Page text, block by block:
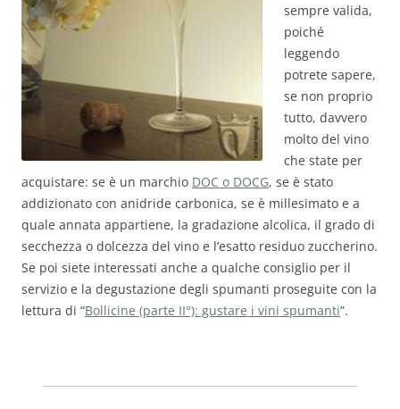
sempre valida,
poiché
leggendo
potrete sapere,
se non proprio
tutto, davvero
molto del vino
che state per
acquistare: se è un marchio DOC o DOCG, se è stato
addizionato con anidride carbonica, se è millesimato e a
quale annata appartiene, la gradazione alcolica, il grado di
secchezza o dolcezza del vino e l’esatto residuo zuccherino.
Se poi siete interessati anche a qualche consiglio per il
servizio e la degustazione degli spumanti proseguite con la
lettura di “Bollicine (parte II°): gustare i vini spumanti”.